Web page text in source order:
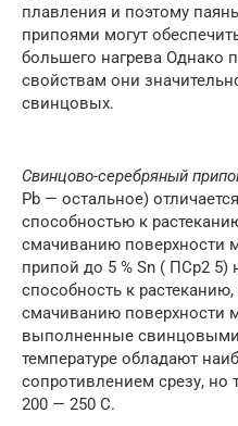
плавления и поэтому
припоями могут
большего нагрева Однако
свойствам они
свинцовых.
Свинцово-серебряный
Pb — остальное)
способностью к
смачиванию поверхности
припой до 5 % Sn ( ПСр2 5)
способность к
смачиванию поверхности
выполненные
температуре обладают
сопротивлением срезу, но
200 — 250 С.